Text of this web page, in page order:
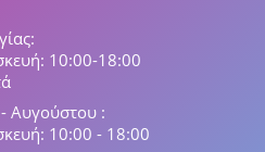
10:00-18:00
Αυγούστου :
10:00 - 18:00